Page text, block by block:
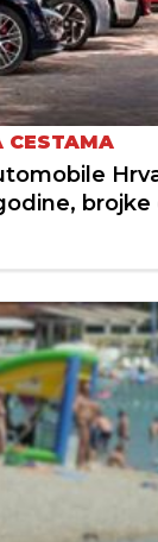
CESTAMA
brojke